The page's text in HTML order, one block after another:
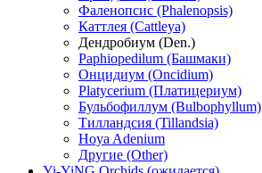
Фаленопсис (Phalenopsis)
Каттлея (Cattleya)
Дендробиум (Den.)
Paphiopedilum (Башмаки)
Онцидиум (Oncidium)
Platycerium (Платицериум)
Бульбофиллум (Bulbophyllum)
Тилландсия (Tillandsia)
Hoya Adenium
Другие (Other)